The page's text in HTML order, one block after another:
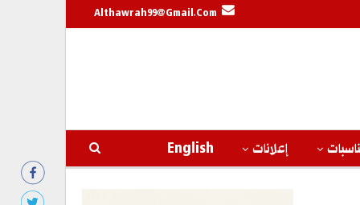
Althawrah99@gmail.com
إعلانات English